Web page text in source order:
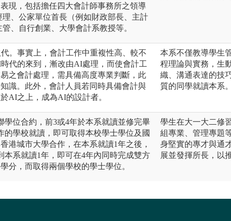
現，包括擔任四大會計師事務所之領導
理、公家單位首長（例如財政部長、主計
、自行創業、大學會計系教授等。
。事實上，會計工作中重複性高、較不
代的來到，漸改由AI處理，而使會計工
之會計處理，需具備高度專業判斷，此
識。此外，會計人員若同時具備會計與
AI之上，成為AI的設計者。
本系不僅教導學生
程理論與實務，生
織、溝通表達的技
質的同學就讀本系
學位合約，前3或4年於本系就讀並修完畢
的學校就讀，即可取得本校學士學位及國
港城市大學合作，在本系就讀1年之後，
本系就讀1年，即可在4年內同時完成雙方
分，而取得兩個學校的學士學位。
學生在大一大二修
組專業、管理專題
身堅實的專才與通
展並發揮所長，以